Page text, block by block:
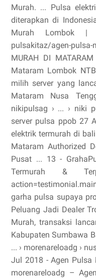
Murah. ... Pulsa
diterapkan di
Murah Lombok |
pulsakitaz/agen-pulsa-
MURAH DI
Mataram Lombok
milih server yang
Mataram Nusa
nikipulsag › ... › niki
server pulsa ppob 27
elektrik termurah di
Mataram Authorized
Pusat ... 13 -
Termurah &
garha pulsa supaya
Peluang Jadi Dealer
Murah, transaksi
Kabupaten Sumbawa
... › morenareloadg ›
Jul 2018 - Agen Pulsa
morenareloadg –